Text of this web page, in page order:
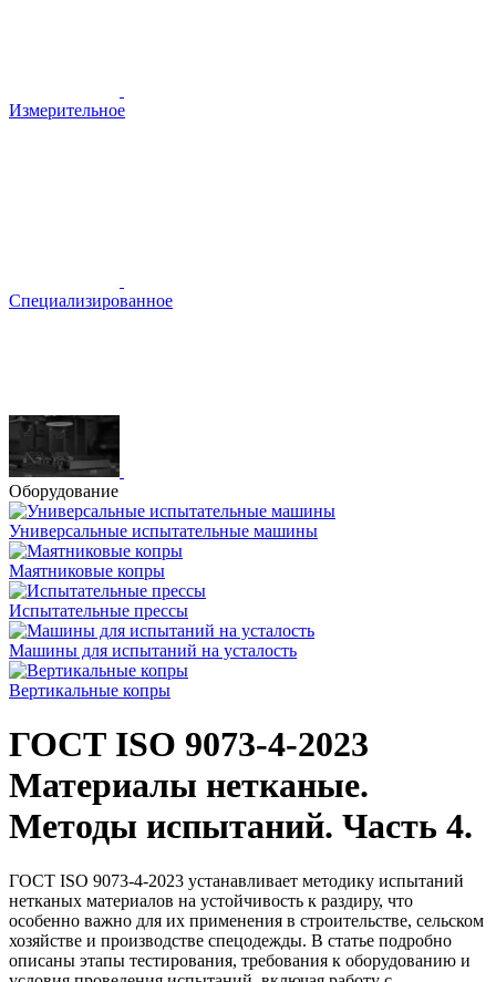
Измерительное
Специализированное
Оборудование
Универсальные испытательные машины
Маятниковые копры
Испытательные прессы
Машины для испытаний на усталость
Вертикальные копры
ГОСТ ISO 9073-4-2023
Материалы нетканые.
Методы испытаний. Часть 4.
ГОСТ ISO 9073-4-2023 устанавливает методику испытаний
нетканых материалов на устойчивость к раздиру, что
особенно важно для их применения в строительстве, сельском
хозяйстве и производстве спецодежды. В статье подробно
описаны этапы тестирования, требования к оборудованию и